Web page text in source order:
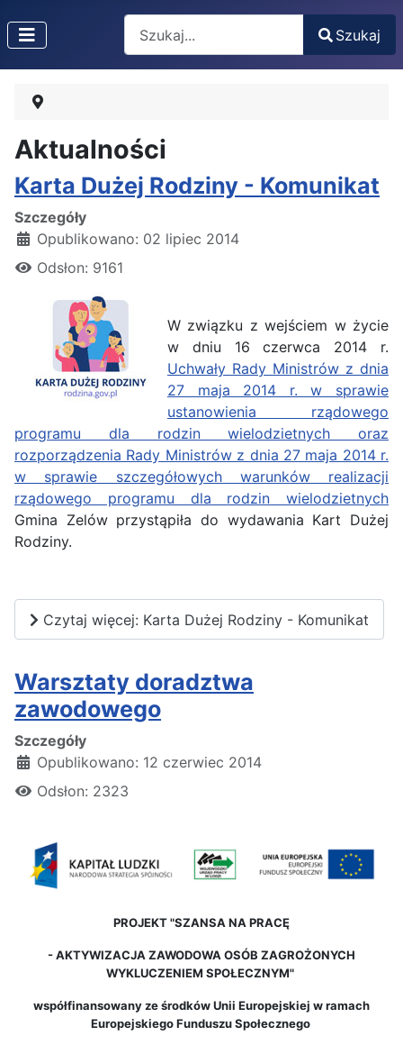
Type 2 or more characters for results.
Szukaj
Aktualności
Karta Dużej Rodziny - Komunikat
Szczegóły
Opublikowano: 02 lipiec 2014
Odsłon: 9161
W związku z wejściem w życie
w dniu 16 czerwca 2014 r.
Uchwały Rady Ministrów z dnia
27 maja 2014 r. w sprawie
ustanowienia rządowego
programu dla rodzin wielodzietnych oraz
rozporządzenia Rady Ministrów z dnia 27 maja 2014 r.
w sprawie szczegółowych warunków realizacji
rządowego programu dla rodzin wielodzietnych
Gmina Zelów przystąpiła do wydawania Kart Dużej
Rodziny.
Czytaj więcej: Karta Dużej Rodziny - Komunikat
Warsztaty doradztwa
zawodowego
Szczegóły
Opublikowano: 12 czerwiec 2014
Odsłon: 2323
PROJEKT "SZANSA NA PRACĘ
-AKTYWIZACJA ZAWODOWA OSÓB ZAGROŻONYCH
WYKLUCZENIEM SPOŁECZNYM"
współfinansowany ze środków Unii Europejskiej w ramach
Europejskiego Funduszu Społecznego